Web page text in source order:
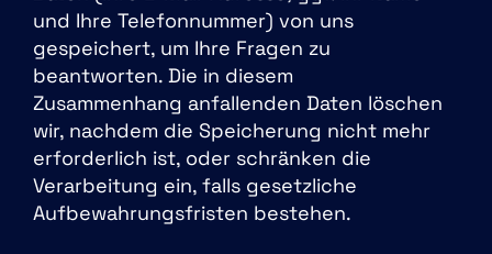
und Ihre Telefonnummer) von uns
gespeichert, um Ihre Fragen zu
beantworten. Die in diesem
Zusammenhang anfallenden Daten löschen
wir, nachdem die Speicherung nicht mehr
erforderlich ist, oder schränken die
Verarbeitung ein, falls gesetzliche
Aufbewahrungsfristen bestehen.